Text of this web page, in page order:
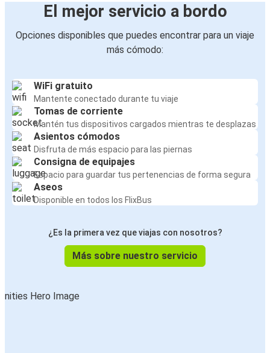
El mejor servicio a bordo
Opciones disponibles que puedes encontrar para un viaje
más cómodo:
WiFi gratuito
Mantente conectado durante tu viaje
Tomas de corriente
Mantén tus dispositivos cargados mientras te desplazas
Asientos cómodos
Disfruta de más espacio para las piernas
Consigna de equipajes
Espacio para guardar tus pertenencias de forma segura
Aseos
Disponible en todos los FlixBus
¿Es la primera vez que viajas con nosotros?
Más sobre nuestro servicio